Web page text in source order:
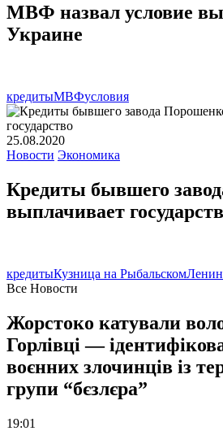
МВФ назвал условие
Украине
кредитыМВФусловия
25.08.2020
Новости Экономика
Кредиты бывшего
выплачивает
кредитыКузница на Рыбальском
Все Новости
Жорстоко катували
Горлівці —
воєнних злочинців із
групи “бєзлєра”
19:01